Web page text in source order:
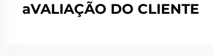
aVALIAÇÃO DO CLIENTE